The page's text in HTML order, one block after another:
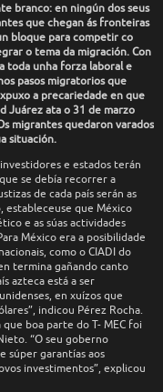
branco: en ningún dos seus
que chegan ás fronteiras
bloque para competir co
o tema da migración. Con
toda unha forza laboral e
pasos migratorios que
a precariedade en que
Juárez ata o 31 de marzo
migrantes quedaron varados
situación.
e estados terán
se debía recorrer a
de cada país serán as
estableceuse que México
e as súas actividades
México era a posibilidade
como o CIADI do
termina gañando canto
azteca está a ser
en xuízos que
indicou Pérez Rocha.
boa parte do T- MEC foi
“O seu goberno
súper garantías aos
investimentos”, explicou